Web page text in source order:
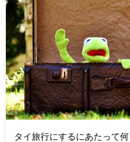
タイ旅行にするにあたって